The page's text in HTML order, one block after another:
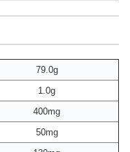
79.0g
1.0g
400mg
50mg